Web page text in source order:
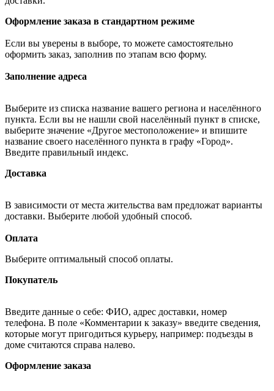
Оформление заказа в стандартном режиме
Если вы уверены в выборе, то можете самостоятельно
оформить заказ, заполнив по этапам всю форму.
Заполнение адреса
Выберите из списка название вашего региона и населённого
пункта. Если вы не нашли свой населённый пункт в списке,
выберите значение «Другое местоположение» и впишите
название своего населённого пункта в графу «Город».
Введите правильный индекс.
Доставка
В зависимости от места жительства вам предложат варианты
доставки. Выберите любой удобный способ.
Оплата
Выберите оптимальный способ оплаты.
Покупатель
Введите данные о себе: ФИО, адрес доставки, номер
телефона. В поле «Комментарии к заказу» введите сведения,
которые могут пригодиться курьеру, например: подъезды в
доме считаются справа налево.
Оформление заказа